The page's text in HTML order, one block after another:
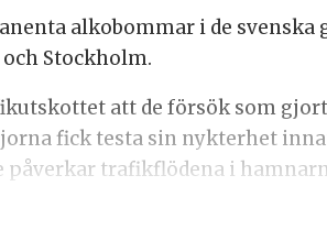
alkobommar i de svenska
Stockholm.
att de försök som
fick testa sin nykterhet
påverkar trafikflödena i